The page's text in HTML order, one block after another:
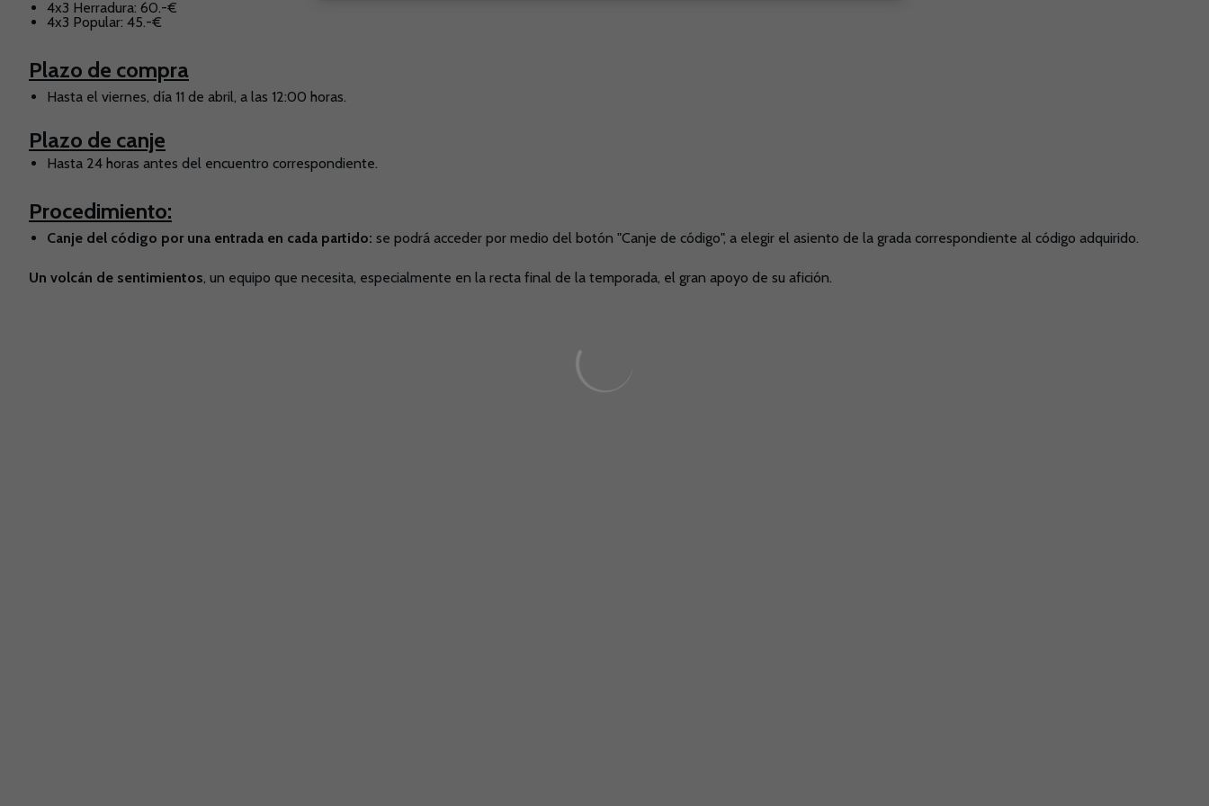
4x3 Herradura: 60.-€
4x3 Popular: 45.-€
Plazo de compra
Hasta el viernes, día 11 de abril, a las 12:00 horas.
Plazo de canje
Hasta 24 horas antes del encuentro correspondiente.
Procedimiento:
Canje del código por una entrada en cada partido: se podrá acceder por medio del botón "Canje de código", a elegir el asiento de la grada correspondiente al código adquirido.
Un volcán de sentimientos, un equipo que necesita, especialmente en la recta final de la temporada, el gran apoyo de su afición.